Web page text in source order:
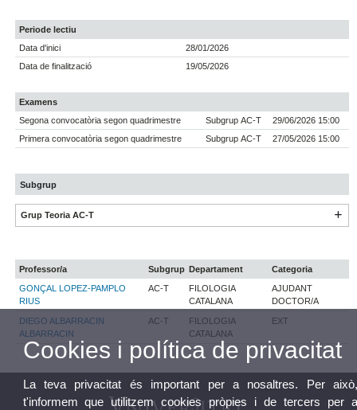
Periode lectiu
Data d'inici
28/01/2026
Data de finalització
19/05/2026
Examens
Segona convocatòria segon quadrimestre
Subgrup AC-T
29/06/2026 15:00
Primera convocatòria segon quadrimestre
Subgrup AC-T 27/05/2026 15:00
Subgrup
Grup Teoria AC-T
Professor/a Subgrup Departament
Categoria
GONÇAL LOPEZ-PAMPLO
RIUS
AC-T
FILOLOGIA
CATALANA
AJUDANT
DOCTOR/A
DIEGO ALBARRACIN
ALBARRACIN
AC-T
FILOLOGIA
CATALANA
EXT
Cookies i política de privacitat
La teva privacitat és important per a nosaltres. Per
t'informem que utilitzem cookies pròpies i de tercers per